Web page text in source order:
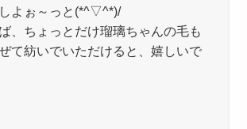
よぉ～っと(*^▽^*)/
、ちょっとだけ瑠璃ちゃんの毛も
て紡いでいただけると、嬉しいで